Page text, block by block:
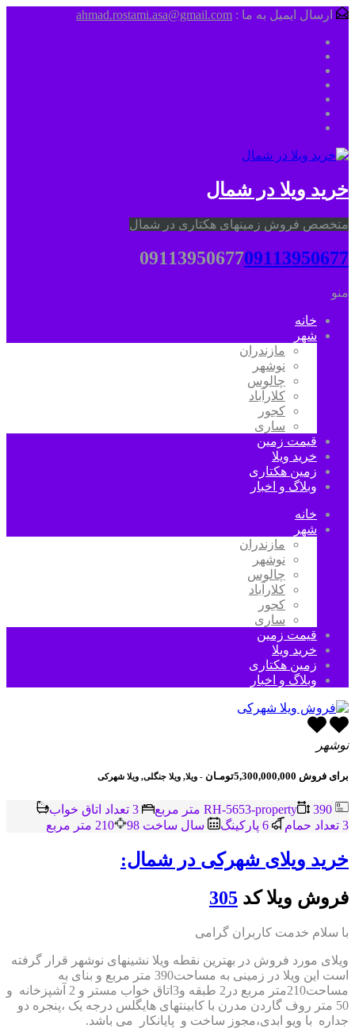
ارسال ایمیل به ما : ahmad.rostami.asa@gmail.com
خرید ویلا در شمال
متخصص فروش زمینهای هکتاری در شمال
0911395067709113950677
منو
خانه
شهر
مازندران
نوشهر
چالوس
کلارآباد
کجور
ساری
قیمت زمین
خرید ویلا
زمین هکتاری
وبلاگ و اخبار
خانه
شهر
مازندران
نوشهر
چالوس
کلارآباد
کجور
ساری
قیمت زمین
خرید ویلا
زمین هکتاری
وبلاگ و اخبار
نوشهر
برای فروش 5,300,000,000تومـان - ویلا, ویلا جنگلی, ویلا شهرکی
390 متر مربع
3 تعداد حمام
سال ساخت 98 210 متر مربع
خرید ویلای شهرکی در شمال:
فروش ویلا کد 305
با سلام خدمت کاربران گرامی
ویلای مورد فروش در بهترین نقطه ویلا نشینهای نوشهر قرار گرفته
است این ویلا در زمینی به مساحت390 متر مربع و بنای به
مساحت210متر مربع در2 طبقه و3اتاق خواب مستر و 2 آشپزخانه و
50 متر روف گاردن مدرن با کابینتهای هایگلس درجه یک ،پنجره دو
جداره با ویو ابدی،مجوز ساخت و پایانکار می باشد.